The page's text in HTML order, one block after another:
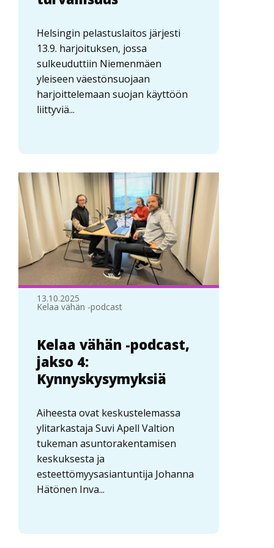
Helsingin pelastuslaitos järjesti
13.9. harjoituksen, jossa
sulkeuduttiin Niemenmäen
yleiseen väestönsuojaan
harjoittelemaan suojan käyttöön
liittyviä...
13.10.2025
Kelaa vähän -podcast
Kelaa vähän -podcast,
jakso 4:
Kynnyskysymyksiä
Aiheesta ovat keskustelemassa
ylitarkastaja Suvi Apell Valtion
tukeman asuntorakentamisen
keskuksesta ja
esteettömyysasiantuntija Johanna
Hätönen Inva...